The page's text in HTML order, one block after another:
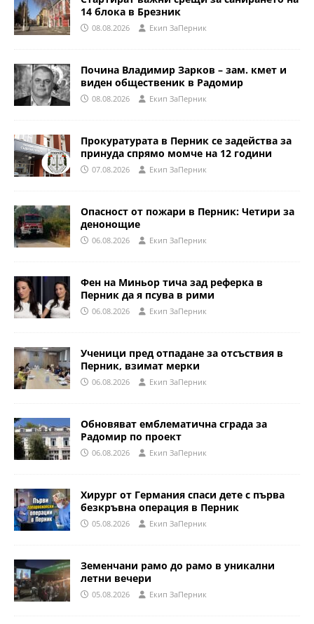
14 блока в Брезник
08.08.2026 Eкип ЗаПерник
Почина Владимир Зарков – зам. кмет и
виден общественик в Радомир
08.08.2026 Eкип ЗаПерник
Прокуратурата в Перник се задейства за
принуда спрямо момче на 12 години
07.08.2026 Eкип ЗаПерник
Опасност от пожари в Перник: Четири за
денонощие
06.08.2026 Eкип ЗаПерник
Фен на Миньор тича зад реферка в
Перник да я псува в рими
06.08.2026 Eкип ЗаПерник
Ученици пред отпадане за отсъствия в
Перник, взимат мерки
06.08.2026 Eкип ЗаПерник
Обновяват емблематична сграда за
Радомир по проект
06.08.2026 Eкип ЗаПерник
Хирург от Германия спаси дете с първа
безкръвна операция в Перник
05.08.2026 Eкип ЗаПерник
Земенчани рамо до рамо в уникални
летни вечери
05.08.2026 Eкип ЗаПерник